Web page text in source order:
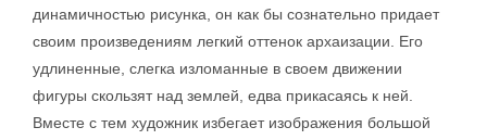
динамичностью рисунка, он как бы сознательно придает
своим произведениям легкий оттенок архаизации. Его
удлиненные, слегка изломанные в своем движении
фигуры скользят над землей, едва прикасаясь к ней.
Вместе с тем художник избегает изображения большой